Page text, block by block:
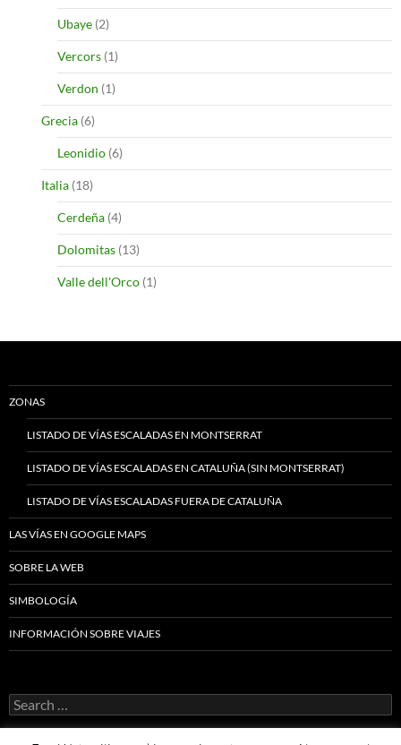
Ubaye (2)
Vercors (1)
Verdon (1)
Grecia (6)
Leonidio (6)
Italia (18)
Cerdeña (4)
Dolomitas (13)
Valle dell'Orco (1)
ZONAS
LISTADO DE VÍAS ESCALADAS EN MONTSERRAT
LISTADO DE VÍAS ESCALADAS EN CATALUÑA (SIN MONTSERRAT)
LISTADO DE VÍAS ESCALADAS FUERA DE CATALUÑA
LAS VÍAS EN GOOGLE MAPS
SOBRE LA WEB
SIMBOLOGÍA
INFORMACIÓN SOBRE VIAJES
Search
for: